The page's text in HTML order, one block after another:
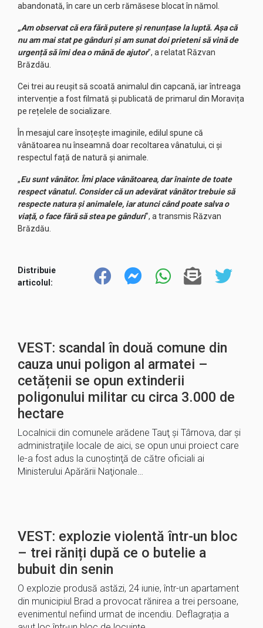
abandonată, în care un cerb rămăsese blocat în nămol.
„Am observat că era fără putere și renunțase la luptă. Așa că
nu am mai stat pe gânduri și am sunat doi prieteni să vină de
urgență să îmi dea o mână de ajutor”, a relatat Răzvan
Brăzdău.
Cei trei au reușit să scoată animalul din capcană, iar întreaga
intervenție a fost filmată și publicată de primarul din Moravița
pe rețelele de socializare.
În mesajul care însoțește imaginile, edilul spune că
vânătoarea nu înseamnă doar recoltarea vânatului, ci și
respectul față de natură și animale.
„Eu sunt vânător. Îmi place vânătoarea, dar înainte de toate
respect vânatul. Consider că un adevărat vânător trebuie să
respecte natura și animalele, iar atunci când poate salva o
viață, o face fără să stea pe gânduri”, a transmis Răzvan
Brăzdău.
Distribuie
articolul:
VEST: scandal în două comune din
cauza unui poligon al armatei –
cetățenii se opun extinderii
poligonului militar cu circa 3.000 de
hectare
Localnicii din comunele arădene Tauţ şi Târnova, dar şi
administraţiile locale de aici, se opun unui proiect care
le-a fost adus la cunoştinţă de către oficiali ai
Ministerului Apărării Naţionale…
VEST: explozie violentă într-un bloc
– trei răniți după ce o butelie a
bubuit din senin
O explozie produsă astăzi, 24 iunie, într-un apartament
din municipiul Brad a provocat rănirea a trei persoane,
evenimentul nefiind urmat de incendiu. Deflagrația a